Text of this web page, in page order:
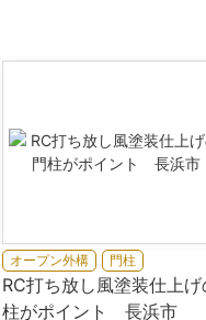
オープン外構 門柱
RC打ち放し風塗装仕上げ
柱がポイント 長浜市